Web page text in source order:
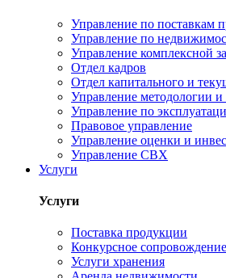
Управление по поставкам
Управление по
Управление комплексной
Отдел кадров
Отдел капитального и
Управление методологии и
Управление по
Правовое управление
Управление оценки и
Управление СВХ
Услуги
Услуги
Поставка продукции
Конкурсное сопровождение
Услуги хранения